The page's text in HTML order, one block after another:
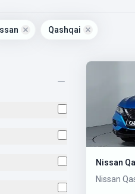
Remove filter for
Qashqai Remove
Nissan
Nissan